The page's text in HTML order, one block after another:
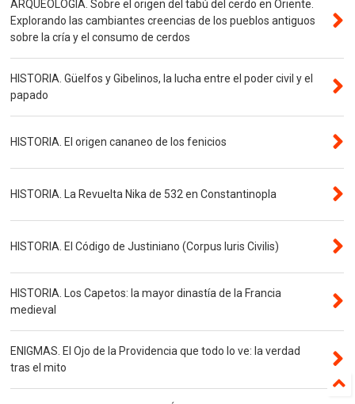
ARQUEOLOGÍA. Sobre el origen del tabú del cerdo en Oriente.
Explorando las cambiantes creencias de los pueblos antiguos
sobre la cría y el consumo de cerdos
HISTORIA. Güelfos y Gibelinos, la lucha entre el poder civil y el
papado
HISTORIA. El origen cananeo de los fenicios
HISTORIA. La Revuelta Nika de 532 en Constantinopla
HISTORIA. El Código de Justiniano (Corpus Iuris Civilis)
HISTORIA. Los Capetos: la mayor dinastía de la Francia
medieval
ENIGMAS. El Ojo de la Providencia que todo lo ve: la verdad
tras el mito